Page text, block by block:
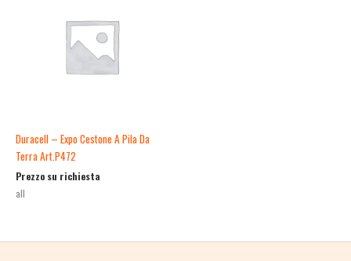
Duracell – Expo Cestone A Pila Da
Terra Art.P472
Prezzo su richiesta
all